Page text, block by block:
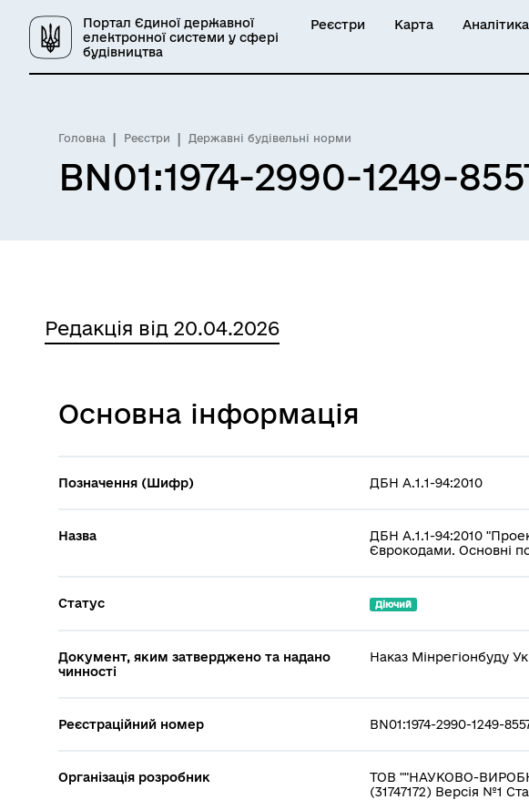
Портал Єдиної державної
електронної системи у сфері
будівництва
Реєстри Карта Аналітика
Головна Реєстри Державні будівельні норми
BN01:1974-2990-1249-
Редакція від 20.04.2026
Основна інформація
Позначення (Шифр) ДБН А.1.1-94:2010
Назва
ДБН А.1.1-94:2010
Єврокодами. Основні
Статус Діючий
Документ, яким затверджено та надано
чинності
Наказ Мінрегіонбуду
Реєстраційний номер BN01:1974-2990-1249-
Організація розробник
ТОВ ""НАУКОВО-
(31747172) Версія №1